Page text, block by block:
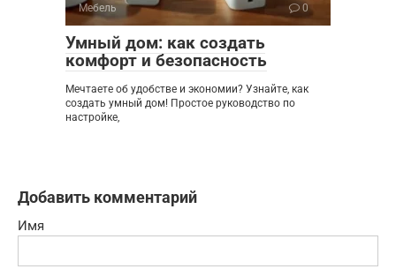
Мебель 0
Умный дом: как создать
комфорт и безопасность
Мечтаете об удобстве и экономии? Узнайте, как
создать умный дом! Простое руководство по
настройке,
Добавить комментарий
Имя